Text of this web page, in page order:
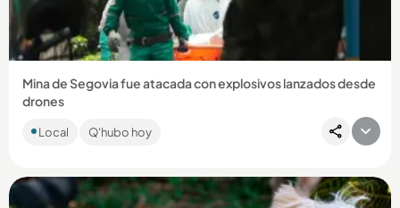
Compartir Noticia
Mina de Segovia fue atacada con explosivos lanzados desde
drones
Las autoridades señalan al frente 4 de las disidencias de las
Farc como los responsables. Dos personas resultaron
Local Q'hubo hoy